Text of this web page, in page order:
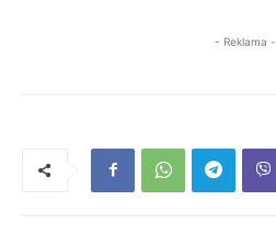
- Reklama -